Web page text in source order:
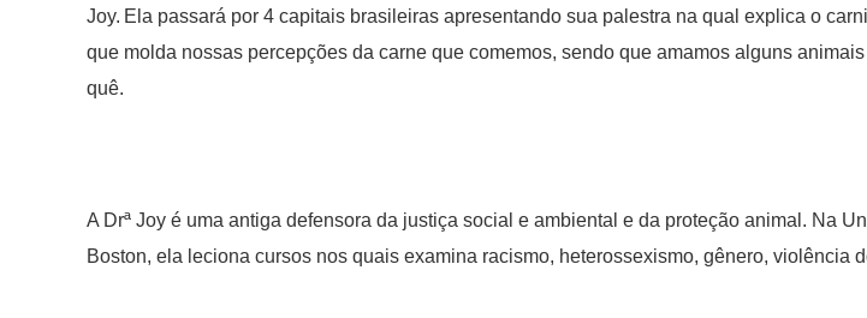
Joy. Ela passará por 4 capitais brasileiras apresentando sua palestra na qual explica o
que molda nossas percepções da carne que comemos, sendo que amamos alguns
quê.
A Drª Joy é uma antiga defensora da justiça social e ambiental e da proteção animal. Na
Boston, ela leciona cursos nos quais examina racismo, heterossexismo, gênero, violência